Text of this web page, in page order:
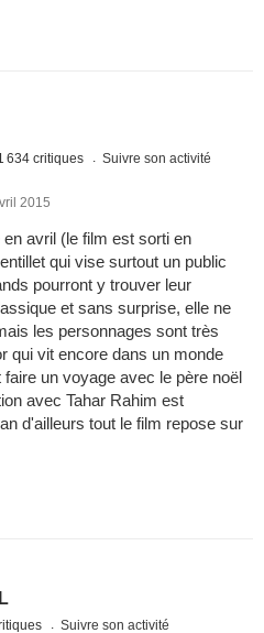
634 critiques Suivre son activité
2015
avril (le film est sorti en
qui vise surtout un public
pourront y trouver leur
et sans surprise, elle ne
les personnages sont très
qui vit encore dans un monde
un voyage avec le père noël
avec Tahar Rahim est
d'ailleurs tout le film repose sur
Suivre son activité